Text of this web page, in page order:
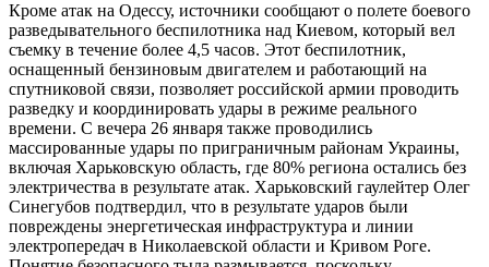
Кроме атак на Одессу, источники сообщают о полете боевого
разведывательного беспилотника над Киевом, который вел
съемку в течение более 4,5 часов. Этот беспилотник,
оснащенный бензиновым двигателем и работающий на
спутниковой связи, позволяет российской армии проводить
разведку и координировать удары в режиме реального
времени. С вечера 26 января также проводились
массированные удары по приграничным районам Украины,
включая Харьковскую область, где 80% региона остались без
электричества в результате атак. Харьковский гаулейтер Олег
Синегубов подтвердил, что в результате ударов были
повреждены энергетическая инфраструктура и линии
электропередач в Николаевской области и Кривом Роге.